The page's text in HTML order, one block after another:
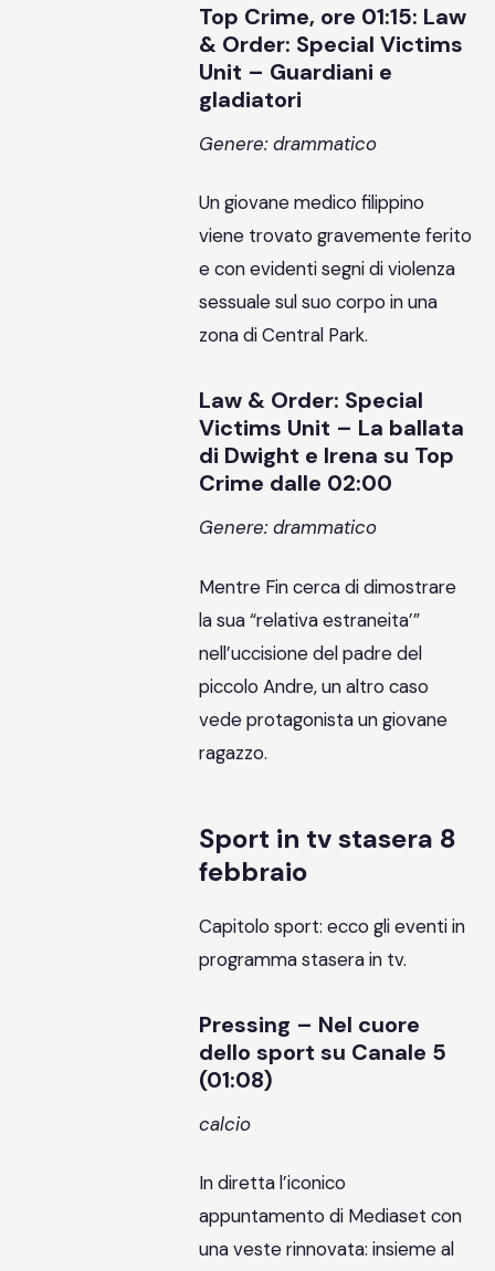
Top Crime, ore 01:15: Law
& Order: Special Victims
Unit – Guardiani e
gladiatori
Genere: drammatico
Un giovane medico filippino
viene trovato gravemente ferito
e con evidenti segni di violenza
sessuale sul suo corpo in una
zona di Central Park.
Law & Order: Special
Victims Unit – La ballata
di Dwight e Irena su Top
Crime dalle 02:00
Genere: drammatico
Mentre Fin cerca di dimostrare
la sua “relativa estraneita’”
nell’uccisione del padre del
piccolo Andre, un altro caso
vede protagonista un giovane
ragazzo.
Sport in tv stasera 8
febbraio
Capitolo sport: ecco gli eventi in
programma stasera in tv.
Pressing – Nel cuore
dello sport su Canale 5
(01:08)
calcio
In diretta l’iconico
appuntamento di Mediaset con
una veste rinnovata: insieme al